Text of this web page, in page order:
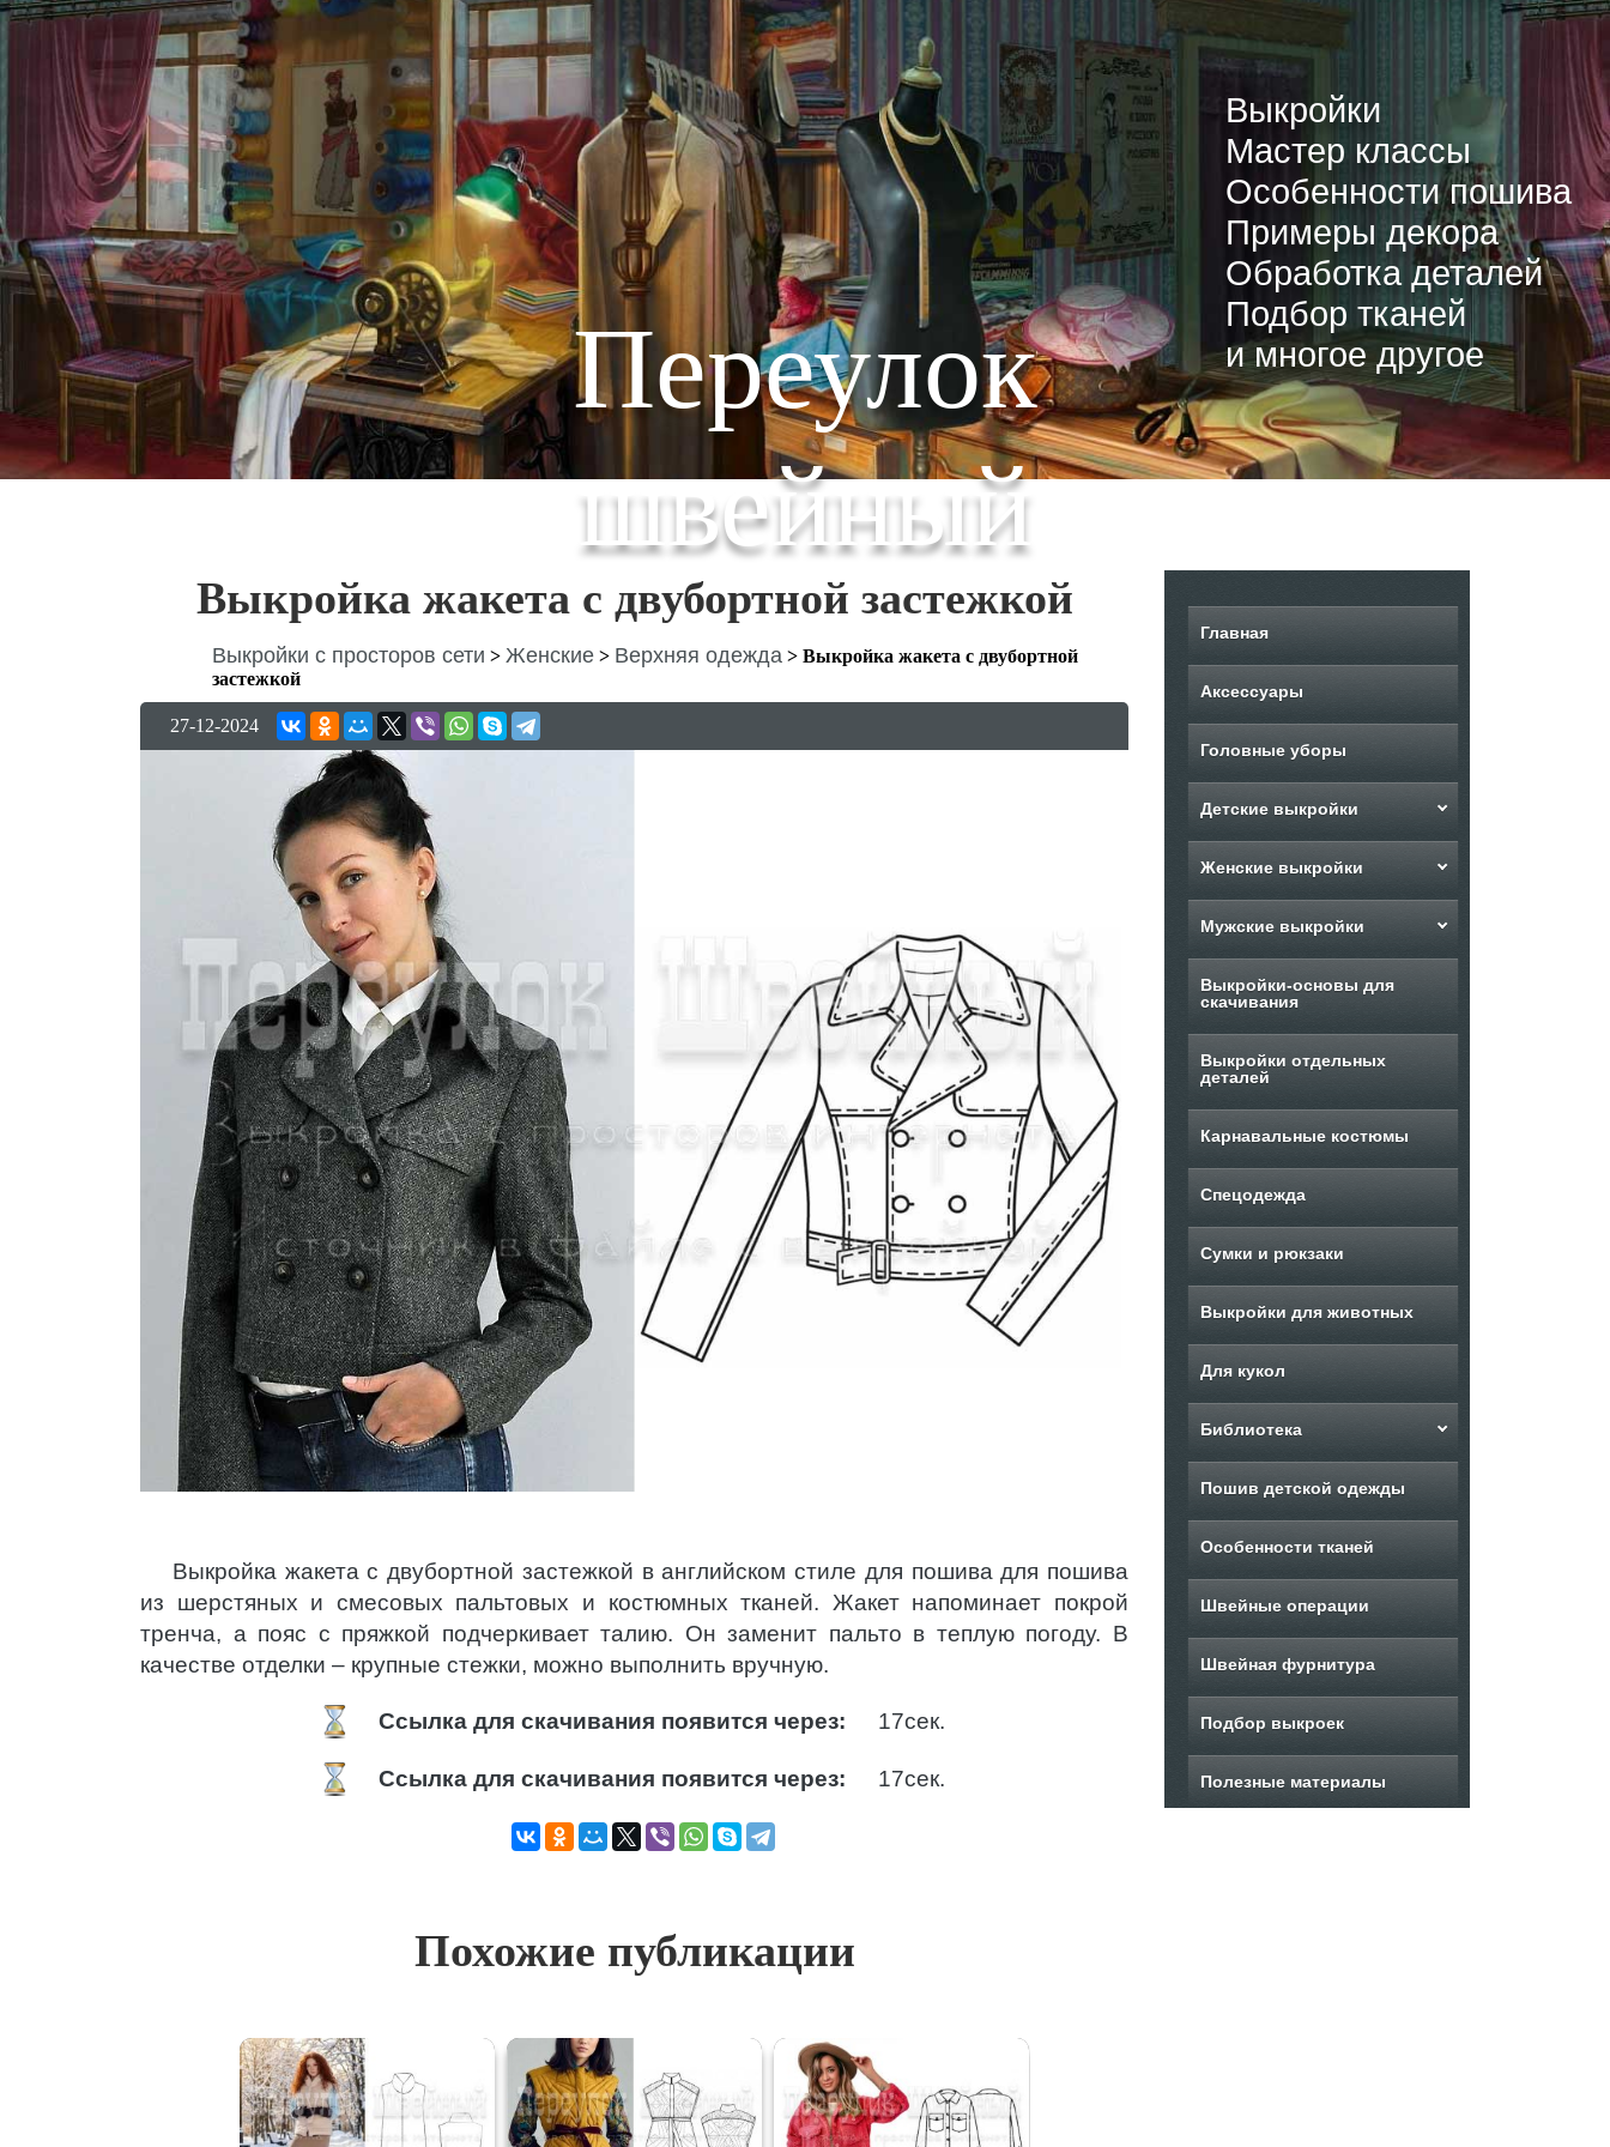
Переулок
швейный
Выкройки
Мастер классы
Особенности пошива
Примеры декора
Обработка деталей
Подбор тканей
и многое другое
Выкройка жакета с двубортной застежкой
Выкройки с просторов сети > Женские > Верхняя одежда > Выкройка жакета с двубортной
застежкой
27-12-2024
Выкройка жакета с двубортной застежкой в английском стиле для пошива для пошива
из шерстяных и смесовых пальтовых и костюмных тканей. Жакет напоминает покрой
тренча, а пояс с пряжкой подчеркивает талию. Он заменит пальто в теплую погоду. В
качестве отделки – крупные стежки, можно выполнить вручную.
Ссылка для скачивания появится через: 16сек.
Ссылка для скачивания появится через: 16сек.
Похожие публикации
Главная
Аксессуары
Головные уборы
Детские выкройки
Женские выкройки
Мужские выкройки
Выкройки-основы для
скачивания
Выкройки отдельных
деталей
Карнавальные костюмы
Спецодежда
Сумки и рюкзаки
Выкройки для животных
Для кукол
Библиотека
Пошив детской одежды
Особенности тканей
Швейные операции
Швейная фурнитура
Подбор выкроек
Полезные материалы